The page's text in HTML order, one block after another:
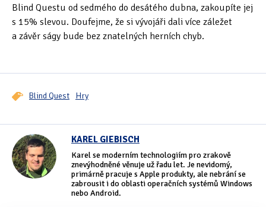
Blind Questu od sedmého do desátého dubna, zakoupíte jej
s 15% slevou. Doufejme, že si vývojáři dali více záležet
a závěr ságy bude bez znatelných herních chyb.
Blind Quest Hry
KAREL GIEBISCH
Karel se moderním technologiím pro zrakově
znevýhodněné věnuje už řadu let. Je nevidomý,
primárně pracuje s Apple produkty, ale nebrání se
zabrousit i do oblasti operačních systémů Windows
nebo Android.